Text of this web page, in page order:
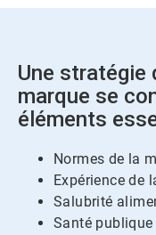
Une stratégie
marque se
éléments
Normes de la
Expérience de
Salubrité
Santé publique